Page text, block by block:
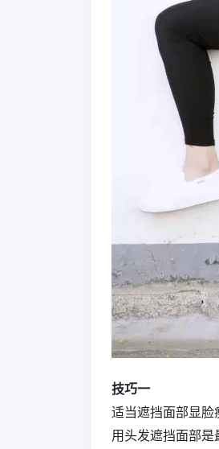
技巧一
适当遮挡面部显脸
用头发遮挡面部是